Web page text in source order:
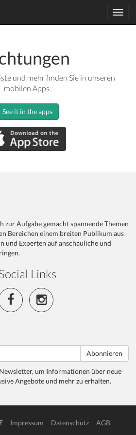
und mehr finden Sie in unseren
mobilen Apps.
See it in the apps
zur Aufgabe gemacht spannende Themen
Bereichen einem breiten Publikum aus
und Experten auf anschauliche und
Links
Abonnieren
um Informationen über neue
Angebote und mehr zu erhalten.
Impressum Datenschutz
AGB